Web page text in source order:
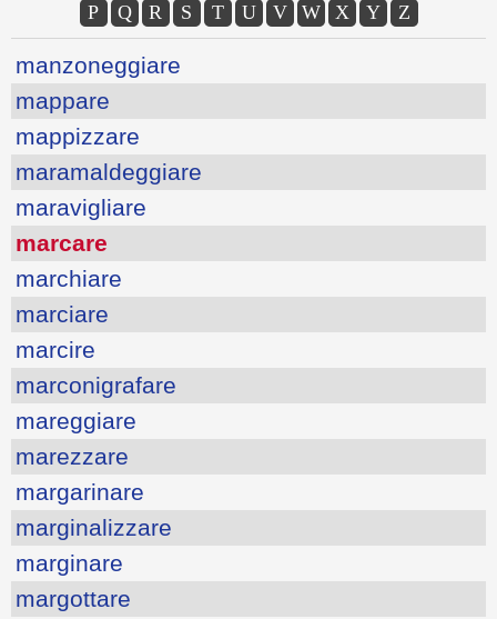
P
Q R S T U V W X Y Z
manzoneggiare
mappare
mappizzare
maramaldeggiare
maravigliare
marcare
marchiare
marciare
marcire
marconigrafare
mareggiare
marezzare
margarinare
marginalizzare
marginare
margottare